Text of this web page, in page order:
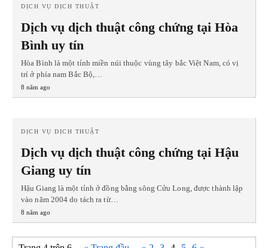
DỊCH VỤ DỊCH THUẬT
Dịch vụ dịch thuật công chứng tại Hòa
Bình uy tín
Hòa Bình là một tỉnh miền núi thuộc vùng tây bắc Việt Nam, có vị
trí ở phía nam Bắc Bộ,…
8 năm ago
DỊCH VỤ DỊCH THUẬT
Dịch vụ dịch thuật công chứng tại Hậu
Giang uy tín
Hậu Giang là một tỉnh ở đồng bằng sông Cửu Long, được thành lập
vào năm 2004 do tách ra từ…
8 năm ago